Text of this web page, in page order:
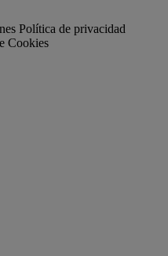
Política de privacidad
Cookies